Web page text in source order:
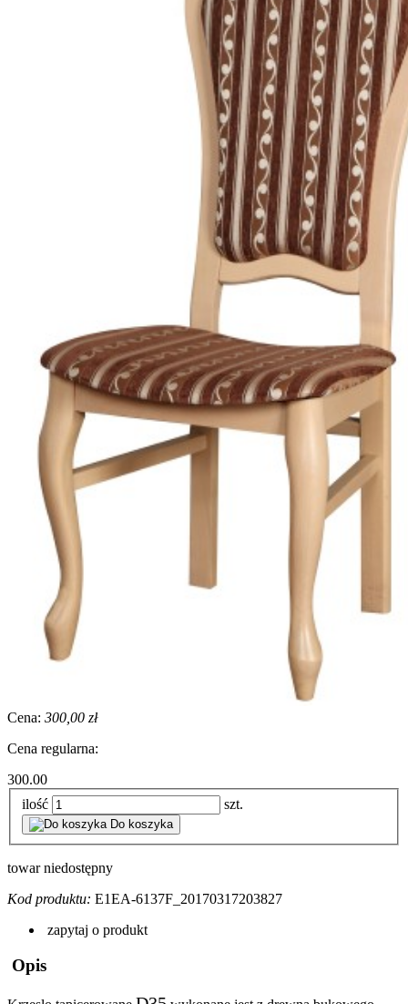
Cena: 300,00 zł
Cena regularna:
300.00
ilość
szt.
Do koszyka
towar niedostępny
Kod produktu: E1EA-6137F_20170317203827
zapytaj o produkt
Opis